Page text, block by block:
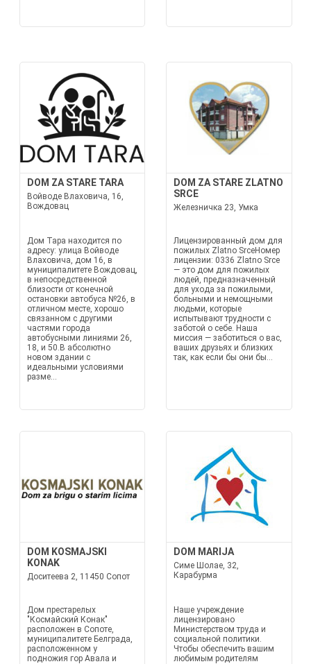
DOM ZA STARE TARA
Войводе Влаховича, 16,
Вождовац
Дом Тара находится по
адресу: улица Войводе
Влаховича, дом 16, в
муниципалитете Вождовац,
в непосредственной
близости от конечной
остановки автобуса №26, в
отличном месте, хорошо
связанном с другими
частями города
автобусными линиями 26,
18, и 50.В абсолютно
новом здании с
идеальными условиями
разме...
DOM ZA STARE ZLATNO
SRCE
Железничка 23, Умка
Лицензированный дом для
пожилых Zlatno SrceНомер
лицензии: 0336 Zlatno Srce
— это дом для пожилых
людей, предназначенный
для ухода за пожилыми,
больными и немощными
людьми, которые
испытывают трудности с
заботой о себе. Наша
миссия — заботиться о вас,
ваших друзьях и близких
так, как если бы они бы...
DOM KOSMAJSKI
KONAK
Доситеева 2, 11450 Сопот
Дом престарелых
"Космайский Конак"
расположен в Сопоте,
муниципалитете Белграда,
расположенном у
подножия гор Авала и
DOM MARIJA
Симе Шолае, 32,
Карабурма
Наше учреждение
лицензировано
Министерством труда и
социальной политики.
Чтобы обеспечить вашим
любимым родителям